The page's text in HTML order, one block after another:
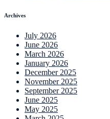
Archives
July 2026
June 2026
March 2026
January 2026
December 2025
November 2025
September 2025
June 2025
May 2025